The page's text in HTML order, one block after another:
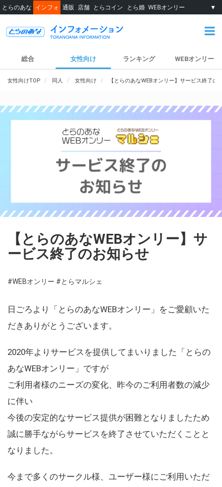
とらのあな インフォ 通販 店舗 とらコイン とら婚 WEBオンリー ▼
総合 女性向け ランキング WEBオンリー
女性向けTOP 同人 女性向け 【とらのあなWEBオンリー】サービス終了の
【とらのあなWEBオンリー】サ
ービス終了のお知らせ
#WEBオンリー #とらマルシェ
日ごろより「とらのあなWEBオンリー」をご愛顧いた
だきありがとうございます。
2020年よりサービスを提供してまいりました「とらの
あなWEBオンリー」ですが
ご利用者様のニーズの変化、昨今のご利用者数の減少
に伴い
今後の安定的なサービス提供が困難となりましたため
誠に勝手ながらサービスを終了させていただくことと
なりました。
今まで多くのサークル様、ユーザー様にご利用いただ